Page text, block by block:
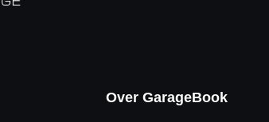
Over GarageBook